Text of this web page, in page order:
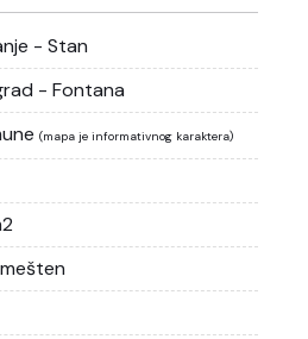
- Stan
- Fontana
(mapa je informativnog karaktera)